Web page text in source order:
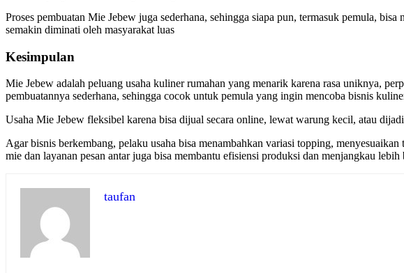
Proses pembuatan Mie Jebew juga sederhana, sehingga siapa pun, termasuk pemula,
semakin diminati oleh masyarakat luas
Kesimpulan
Mie Jebew adalah peluang usaha kuliner rumahan yang menarik karena rasa uniknya,
pembuatannya sederhana, sehingga cocok untuk pemula yang ingin mencoba bisnis
Usaha Mie Jebew fleksibel karena bisa dijual secara online, lewat warung kecil, atau
Agar bisnis berkembang, pelaku usaha bisa menambahkan variasi topping,
mie dan layanan pesan antar juga bisa membantu efisiensi produksi dan menjangkau lebih
taufan